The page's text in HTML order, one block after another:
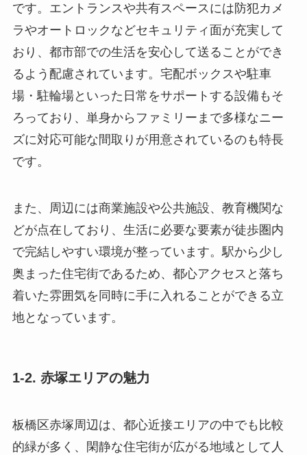
です。エントランスや共有スペースには防犯カメ
ラやオートロックなどセキュリティ面が充実して
おり、都市部での生活を安心して送ることができ
るよう配慮されています。宅配ボックスや駐車
場・駐輪場といった日常をサポートする設備もそ
ろっており、単身からファミリーまで多様なニー
ズに対応可能な間取りが用意されているのも特長
です。
また、周辺には商業施設や公共施設、教育機関な
どが点在しており、生活に必要な要素が徒歩圏内
で完結しやすい環境が整っています。駅から少し
奥まった住宅街であるため、都心アクセスと落ち
着いた雰囲気を同時に手に入れることができる立
地となっています。
1-2. 赤塚エリアの魅力
板橋区赤塚周辺は、都心近接エリアの中でも比較
的緑が多く、閑静な住宅街が広がる地域として人